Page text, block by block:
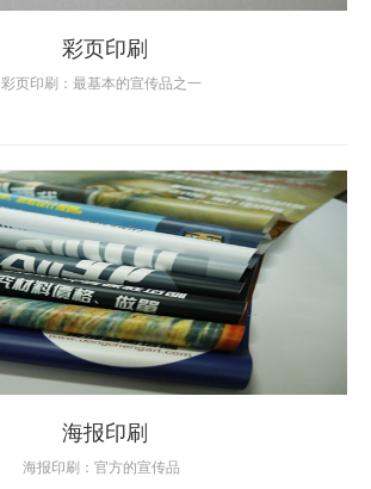
彩页印刷
彩页印刷：最基本的宣传品之一
海报印刷
海报印刷：官方的宣传品